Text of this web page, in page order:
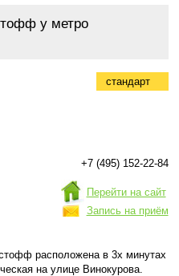
у метро
стандарт
+7 (495) 152-22-84
Перейти на сайт
Запись на приём
расположена в 3х минутах
на улице Винокурова.